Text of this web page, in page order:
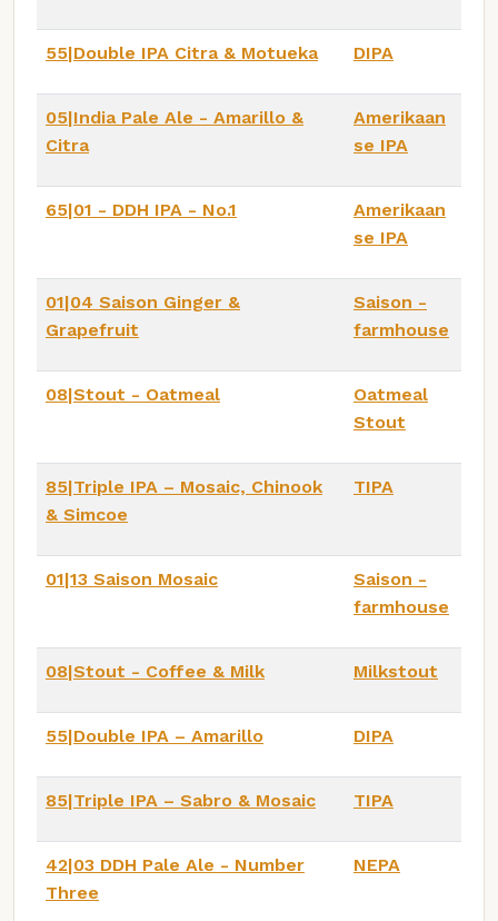
55|Double IPA Citra & Motueka DIPA
05|India Pale Ale - Amarillo &
Citra
Amerikaan
se IPA
65|01 - DDH IPA - No.1
Amerikaan
se IPA
01|04 Saison Ginger &
Grapefruit
Saison -
farmhouse
08|Stout - Oatmeal
Oatmeal
Stout
85|Triple IPA – Mosaic, Chinook
& Simcoe
TIPA
01|13 Saison Mosaic
Saison -
farmhouse
08|Stout - Coffee & Milk Milkstout
55|Double IPA – Amarillo DIPA
85|Triple IPA – Sabro & Mosaic TIPA
42|03 DDH Pale Ale - Number
Three
NEPA